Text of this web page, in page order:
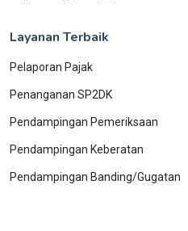
Layanan Terbaik
Pelaporan Pajak
Penanganan SP2DK
Pendampingan Pemeriksaan
Pendampingan Keberatan
Pendampingan Banding/Gugatan